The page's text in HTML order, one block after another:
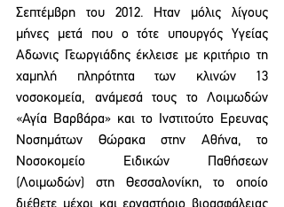
Σεπτέμβρη του 2012. Ηταν μόλις λίγους
μήνες μετά που ο τότε υπουργός Υγείας
Αδωνις Γεωργιάδης έκλεισε με κριτήριο τη
χαμηλή πληρότητα των κλινών 13
νοσοκομεία, ανάμεσά τους το Λοιμωδών
«Αγία Βαρβάρα» και το Ινστιτούτο Ερευνας
Νοσημάτων Θώρακα στην Αθήνα, το
Νοσοκομείο Ειδικών Παθήσεων
(Λοιμωδών) στη Θεσσαλονίκη, το οποίο